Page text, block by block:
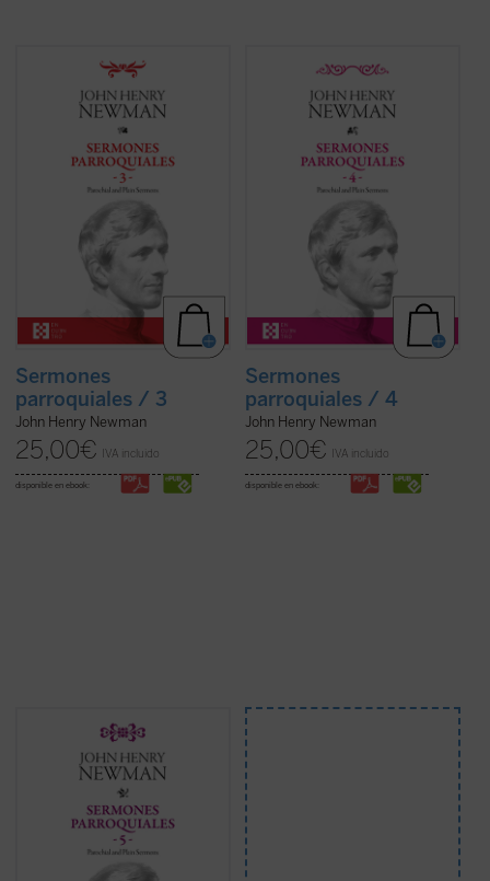
En este tercer volumen de la serie de los
Sermones parroquiales
se incluyen
veinticinco sermones predicados en la
iglesia de Saint Mary's en Oxford. El genio
humano y cristiano de Newman, que ya era
una autoridad no exenta de polémica en
Inglaterra, vuelve a brillar en ellos con toda
lucidez. Con un conocimiento de la
Escritura poco común, el autor, todavía
anglicano, describe con ...(ver ficha)
Sermones
parroquiales / 3
John Henry Newman
25,00€ IVA incluido
disponible en ebook:
Entre 1835 y 1838, periodo al que
pertenecen los sermones que
encontramos en este cuarto volumen de la
serie de los Sermones Parroquiales,
Newman se halla en plena evolución desde
el anglicanismo hacia el catolicismo. Su
batalla contra el racionalismo liberal de los
protestantes, que considera corruptor de
la fe y ajeno al anglicanismo reformado que
él promueve, tiene ya una formulación: la ...
Sermones
parroquiales / 4
John Henry Newman
25,00€ IVA incluido
disponible en ebook:
Los veinticuatro sermones de este quinto
Sermones parroquiales
fueron predicados en su mayoría en los
años 1838-1840. Este periodo coincide
plenamente con las primeras experiencias
que acabaron conduciendo a Newman a la
Iglesia católica. En efecto, el estudio de las
controversias de la Iglesia primitiva, en el
verano de 1839, le hicieron concebir, si bien
aún no aceptar ... (ver ficha)